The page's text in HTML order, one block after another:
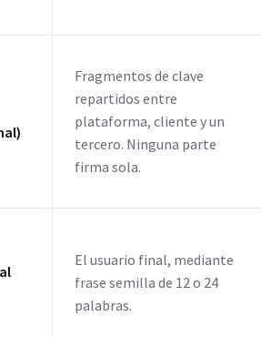
Fragmentos de clave
repartidos entre
plataforma, cliente y un
tercero. Ninguna parte
firma sola.
El usuario final, mediante
frase semilla de 12 o 24
palabras.